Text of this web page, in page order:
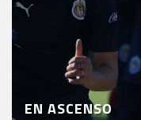
EN ASCENSO